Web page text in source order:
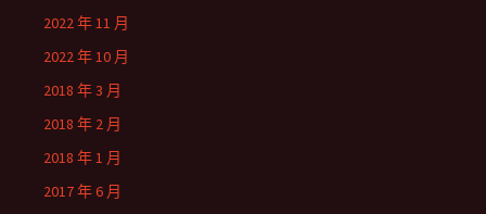
2022 年 11 月
2022 年 10 月
2018 年 3 月
2018 年 2 月
2018 年 1 月
2017 年 6 月